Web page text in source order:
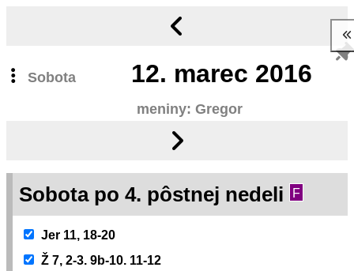
Sobota 12. marec 2016
meniny: Gregor
Sobota po 4. pôstnej nedeli F
Jer 11, 18-20
Ž 7, 2-3. 9b-10. 11-12